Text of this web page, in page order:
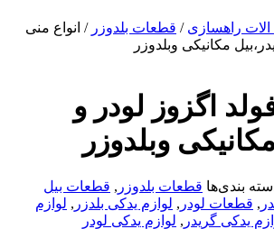
/ قطعات بلدوزر/ انواع منی
وبلدوزر
لودر و
وبلدوزر
قطعات بلدوزر,قطعات بیل
,لوازم یدکی بلدزر ,لوازم
,لوازم یدکی لودر